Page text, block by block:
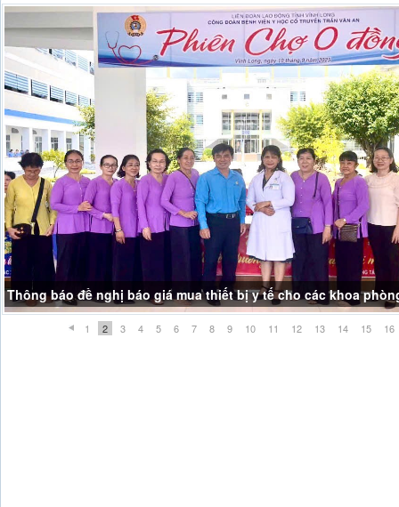
Thông báo đề nghị báo giá mua thiết bị y tế cho các khoa
1 2 3 4 5 6 7 8 9 10 11 12 13 14 15 16